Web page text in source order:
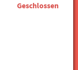
Geschlossen